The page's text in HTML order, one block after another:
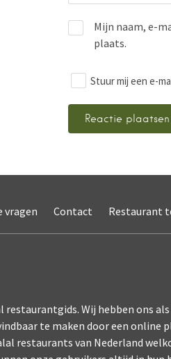
Mijn naam, e-
plaats.
Stuur mij een e-
vragen Contact Restaurant
restaurantgids. Wij hebben ons
te maken door een online
restaurants van Nederland